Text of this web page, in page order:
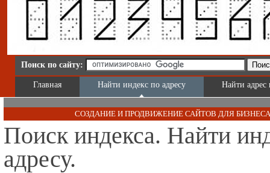
Поиск по сайту:
Главная Найти индекс по адресу Найти адрес
СОЗДАНИЕ И ПРОДВИЖЕНИЕ САЙТОВ ДЛЯ
Поиск индекса. Найти
адресу.